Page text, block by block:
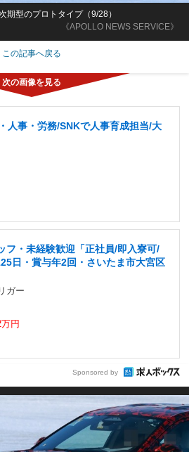
《APOLLO NEWS SERVICE》
期型のプロトタイプ（9/28）
この記事へ戻る
人事・労務/SNKで人事育成担当/大
フ・未経験歓迎「正社員/即入寮可/
日・賞与年2回・さいたま市大宮区
ガー
円
Sponsored by